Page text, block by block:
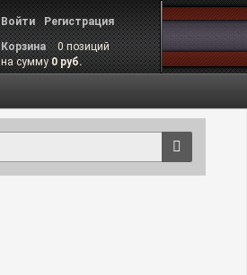
Войти
Регистрация
Корзина
0 позиций
на сумму0 руб.